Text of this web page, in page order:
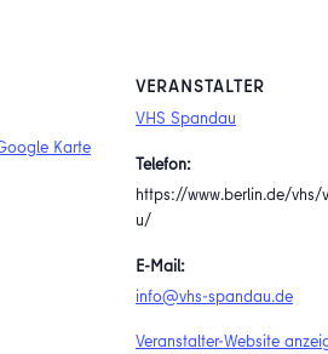
Karte
VERANSTALTER
VHS Spandau
Telefon:
https://www.berlin.de/
u/
E-Mail:
info@vhs-spandau.de
Veranstalter-Website